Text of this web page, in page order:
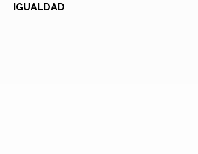
IGUALDAD